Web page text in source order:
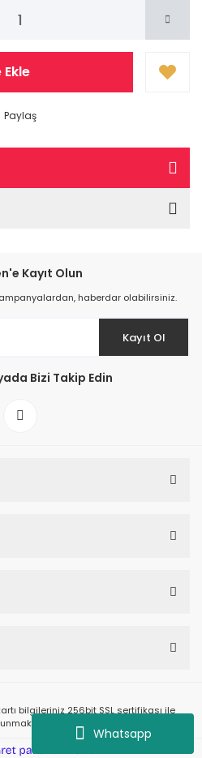
Whatsapp
Paylaş
Kayıt Olun
haberdar olabilirsiniz.
Kayıt Ol
Bizi Takip Edin
bilgileriniz 256bit SSL sertifikası ile